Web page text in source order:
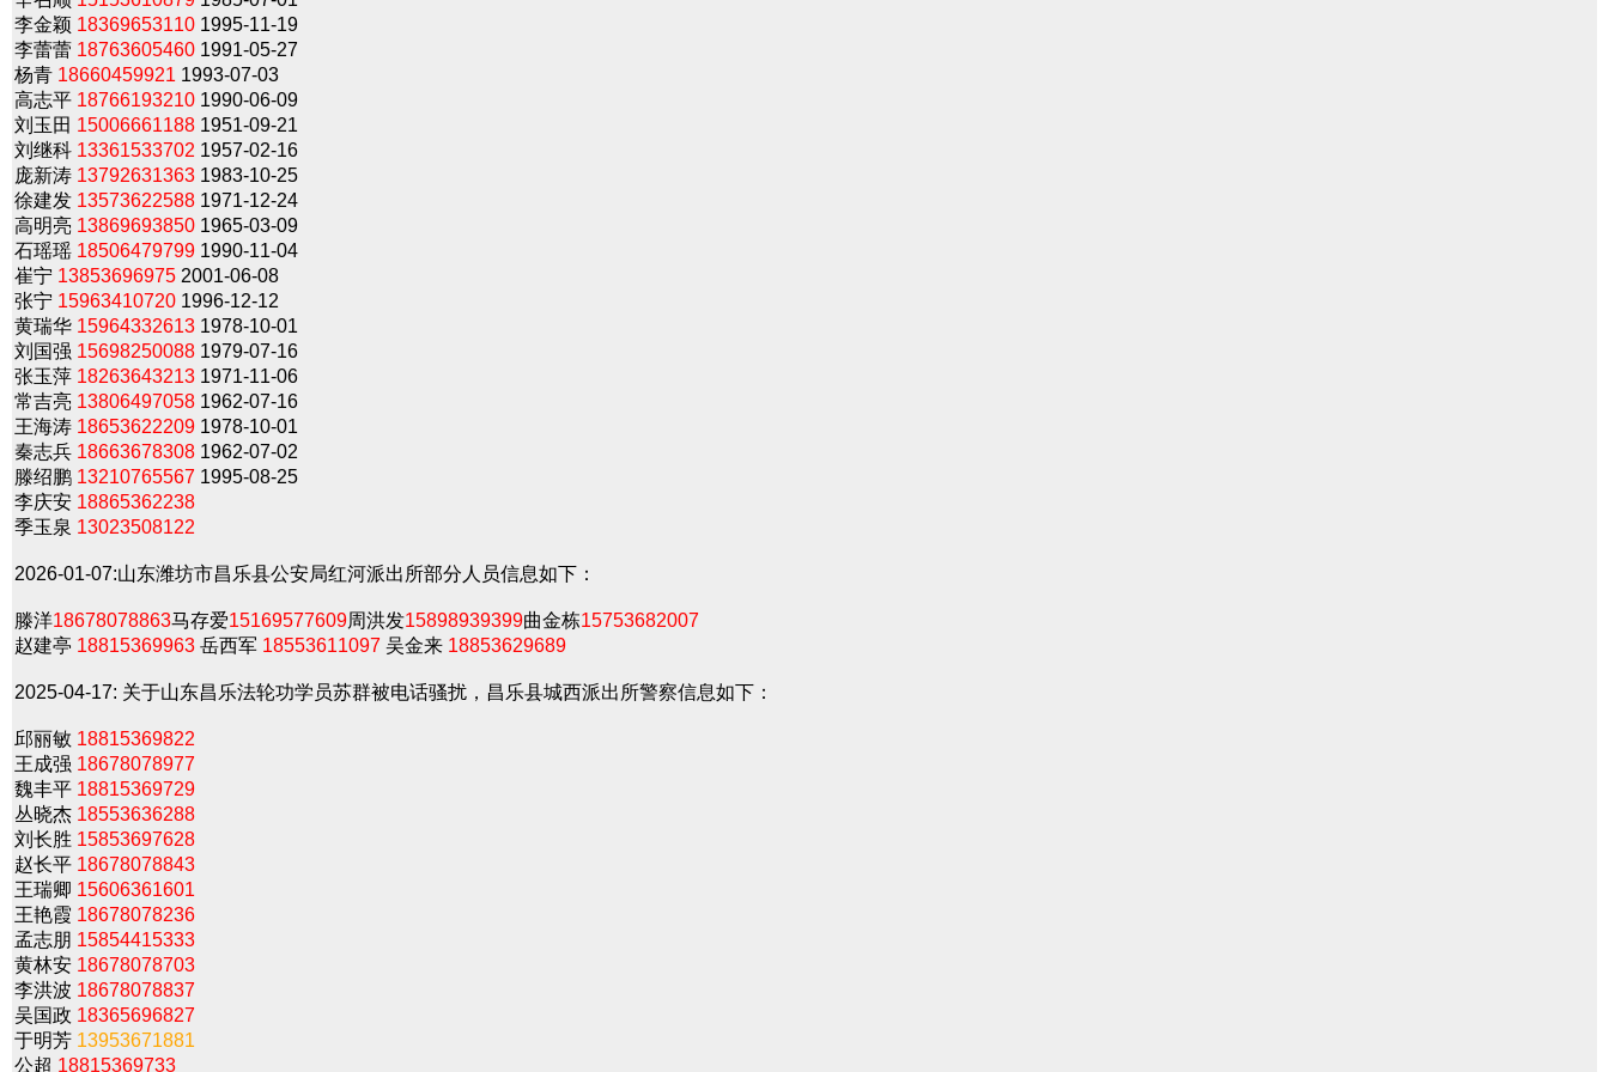
李金颖 18369653110 1995-11-19
李蕾蕾 18763605460 1991-05-27
杨青 18660459921 1993-07-03
高志平 18766193210 1990-06-09
刘玉田 15006661188 1951-09-21
刘继科 13361533702 1957-02-16
庞新涛 13792631363 1983-10-25
徐建发 13573622588 1971-12-24
高明亮 13869693850 1965-03-09
石瑶瑶 18506479799 1990-11-04
崔宁 13853696975 2001-06-08
张宁 15963410720 1996-12-12
黄瑞华 15964332613 1978-10-01
刘国强 15698250088 1979-07-16
张玉萍 18263643213 1971-11-06
常吉亮 13806497058 1962-07-16
王海涛 18653622209 1978-10-01
秦志兵 18663678308 1962-07-02
滕绍鹏 13210765567 1995-08-25
李庆安 18865362238
季玉泉 13023508122
2026-01-07:山东潍坊市昌乐县公安局红河派出所部分人员信息如下：
滕洋18678078863马存爱15169577609周洪发15898939399曲金栋15753682007
赵建亭 18815369963 岳西军 18553611097 吴金来 18853629689
2025-04-17: 关于山东昌乐法轮功学员苏群被电话骚扰，昌乐县城西派出所警察信息如下：
邱丽敏 18815369822
王成强 18678078977
魏丰平 18815369729
丛晓杰 18553636288
刘长胜 15853697628
赵长平 18678078843
王瑞卿 15606361601
王艳霞 18678078236
孟志朋 15854415333
黄林安 18678078703
李洪波 18678078837
吴国政 18365696827
于明芳 13953671881
公超 18815369733